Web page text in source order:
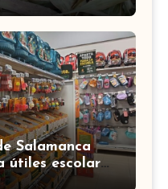
Indígenas
Salamanca
útiles escolares